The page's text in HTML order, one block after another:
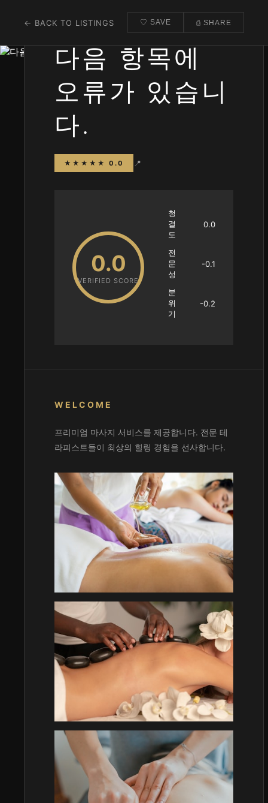
← BACK TO LISTINGS ♡ SAVE ⎙ SHARE
다음 항목에
오류가 있습니
다.
★★★★★ 0.0 📍
0.0
VERIFIED SCORE
청
결
도
0.0
전
문
성
-0.1
분
위
기
-0.2
WELCOME
프리미엄 마사지 서비스를 제공합니다. 전문 테
라피스트들이 최상의 힐링 경험을 선사합니다.